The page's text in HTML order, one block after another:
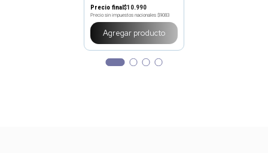
Precio final$10.990
Precio sin impuestos nacionales $9083
Agregar producto